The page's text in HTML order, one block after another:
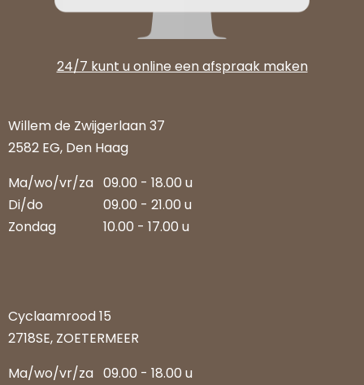
24/7 kunt u online een afspraak maken
Willem de Zwijgerlaan 37
2582 EG, Den Haag
Ma/wo/vr/za 09.00 - 18.00 u
Di/do
09.00 - 21.00 u
Zondag
10.00 - 17.00 u
Cyclaamrood 15
2718SE, ZOETERMEER
Ma/wo/vr/za 09.00 - 18.00 u